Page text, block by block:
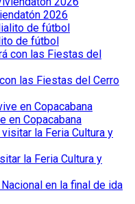
2026
de fútbol
las Fiestas del Cerro
en Copacabana
la Feria Cultura y